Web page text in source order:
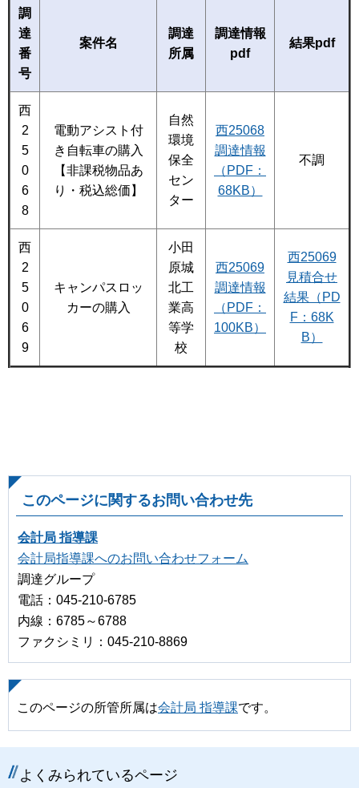
調
達
番
号
案件名
調達
所属
調達情報
pdf
結果pdf
西
2
5
0
6
8
電動アシスト付
き自転車の購入
【非課税物品あ
り・税込総価】
自然
環境
保全
セン
ター
西25068
調達情報
（PDF：
68KB）
不調
西
2
5
0
6
9
キャンパスロッ
カーの購入
小田
原城
北工
業高
等学
校
西25069
調達情報
（PDF：
100KB）
西25069
見積合せ
結果（PD
F：68K
B）
このページに関するお問い合わせ先
会計局 指導課
会計局指導課へのお問い合わせフォーム
調達グループ
電話：045-210-6785
内線：6785～6788
ファクシミリ：045-210-8869
このページの所管所属は会計局 指導課です。
よくみられているページ